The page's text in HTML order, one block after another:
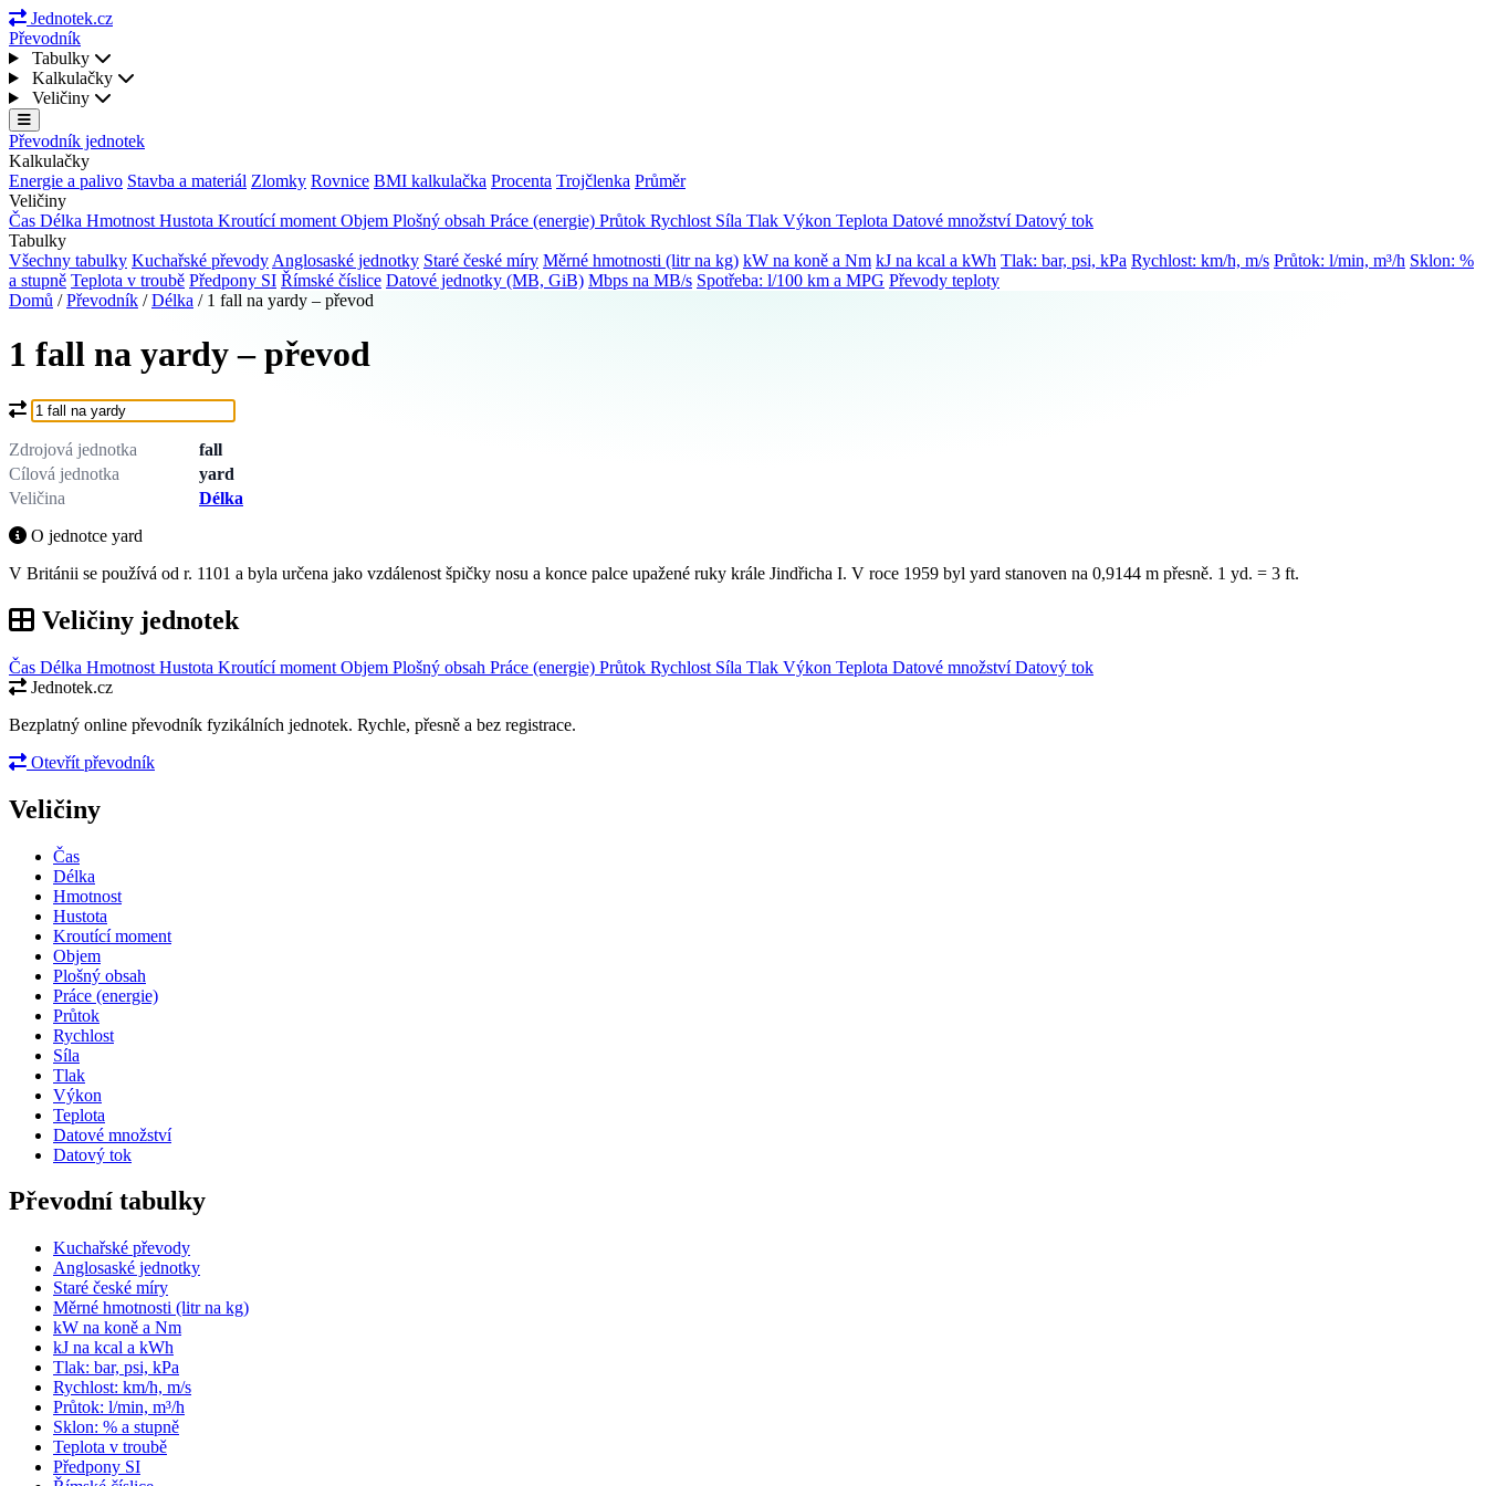
Jednotek.cz
Převodník
Tabulky
Kalkulačky
Veličiny
Převodník jednotek
Kalkulačky
Energie a palivo Stavba a materiál Zlomky Rovnice BMI kalkulačka Procenta Trojčlenka Průměr
Veličiny
Čas Délka Hmotnost Hustota Kroutící moment Objem Plošný obsah Práce (energie) Průtok Rychlost Síla Tlak Výkon Teplota Datové množstvíDatový tok
Tabulky
Všechny tabulky Kuchařské převody Anglosaské jednotky Staré české míry Měrné hmotnosti (litr na kg) kW na koně a Nm kJ na kcal a kWh Tlak: bar, psi, kPa Rychlost: km/h, m/s Průtok: l/min, m³/h Sklon: %
a stupně Teplota v troubě Předpony SI Římské číslice Datové jednotky (MB, GiB) Mbps na MB/s Spotřeba: l/100 km a MPG Převody teploty
Domů / Převodník / Délka / 1 fall na yardy – převod
1 fall na yardy – převod
Co chcete převést?
Zdrojová jednotka
fall
Cílová jednotka
yard
Veličina
Délka
O jednotce yard
V Británii se používá od r. 1101 a byla určena jako vzdálenost špičky nosu a konce palce upažené ruky krále Jindřicha I. V roce 1959 byl yard stanoven na 0,9144 m přesně. 1 yd. = 3 ft.
Veličiny jednotek
Čas Délka Hmotnost Hustota Kroutící moment Objem Plošný obsah Práce (energie) Průtok Rychlost Síla Tlak Výkon Teplota Datové množstvíDatový tok
Jednotek.cz
Bezplatný online převodník fyzikálních jednotek. Rychle, přesně a bez registrace.
Otevřít převodník
Veličiny
Čas
Délka
Hmotnost
Hustota
Kroutící moment
Objem
Plošný obsah
Práce (energie)
Průtok
Rychlost
Síla
Tlak
Výkon
Teplota
Datové množství
Datový tok
Převodní tabulky
Kuchařské převody
Anglosaské jednotky
Staré české míry
Měrné hmotnosti (litr na kg)
kW na koně a Nm
kJ na kcal a kWh
Tlak: bar, psi, kPa
Rychlost: km/h, m/s
Průtok: l/min, m³/h
Sklon: % a stupně
Teplota v troubě
Předpony SI